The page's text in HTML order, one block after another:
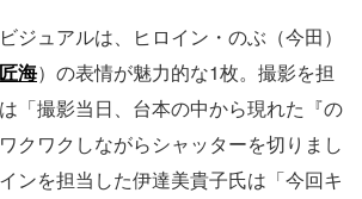
ジュアルは、ヒロイン・のぶ（今田）
海）の表情が魅力的な1枚。撮影を担
「撮影当日、台本の中から現れた『の
クワクしながらシャッターを切りまし
ンを担当した伊達美貴子氏は「今回キ